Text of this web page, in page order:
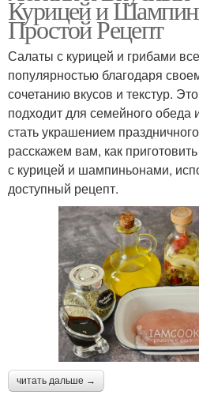
Курицей и
Простой Рецепт
Салаты с курицей и грибами
популярностью благодаря
сочетанию вкусов и текстур.
подходит для семейного
стать украшением
расскажем вам, как
с курицей и шампиньонами,
доступный рецепт.
читать дальше →